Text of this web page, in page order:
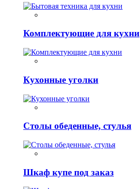
Комплектующие для кухни
Кухонные уголки
Столы обеденные, стулья
Шкаф купе под заказ